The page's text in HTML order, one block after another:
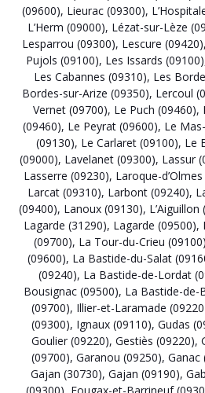
(09600), Lieurac (09300),
L’Herm (09000), Lézat-sur-Lèze
Lesparrou (09300), Lescure (09420),
Pujols (09100), Les Issards (09100)
Les Cabannes (09310), Les
Bordes-sur-Arize (09350), Lercoul
Vernet (09700), Le Puch (09460),
(09460), Le Peyrat (09600), Le
(09130), Le Carlaret (09100), Le
(09000), Lavelanet (09300), Lassur
Lasserre (09230), Laroque-
Larcat (09310), Larbont (09240),
(09400), Lanoux (09130), L’Aiguillon
Lagarde (31290), Lagarde (09500),
(09700), La Tour-du-Crieu (09100)
(09600), La Bastide-du-Salat
(09240), La Bastide-de-Lordat
Bousignac (09500), La Bastide-de-
(09700), Illier-et-Laramade
(09300), Ignaux (09110), Gudas
Goulier (09220), Gestiès (09220),
(09700), Garanou (09250), Ganac
Gajan (30730), Gajan (09190),
(09300) Fougax-et-Barrineuf